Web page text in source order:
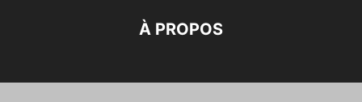
À PROPOS